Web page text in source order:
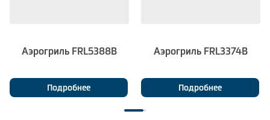
Аэрогриль FRL5388B
Подробнее
Аэрогриль FRL3374B
Подробнее